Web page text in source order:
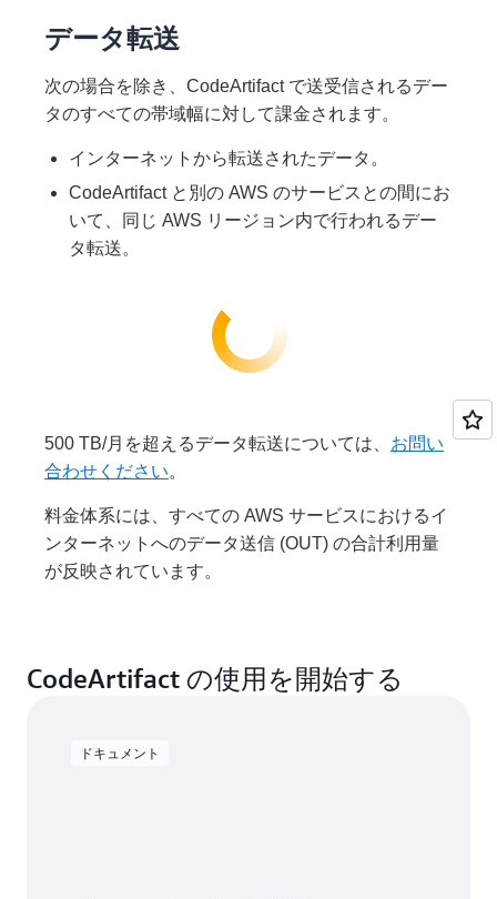
データ転送
次の場合を除き、CodeArtifact で送受信されるデー
タのすべての帯域幅に対して課金されます。
インターネットから転送されたデータ。
CodeArtifact と別の AWS のサービスとの間にお
いて、同じ AWS リージョン内で行われるデー
タ転送。
500 TB/月を超えるデータ転送については、 お問い
合わせください。
料金体系には、すべての AWS サービスにおけるイ
ンターネットへのデータ送信 (OUT) の合計利用量
が反映されています。
CodeArtifact の使用を開始する
ドキュメント